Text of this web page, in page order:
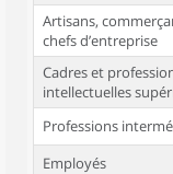
Artisans,
chefs d’entreprise
Cadres et
intellectuelles
Professions
Employés